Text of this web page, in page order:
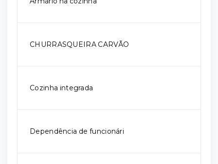
CHURRASQUEIRA CARVÃO
Cozinha integrada
Dependência de funcionári